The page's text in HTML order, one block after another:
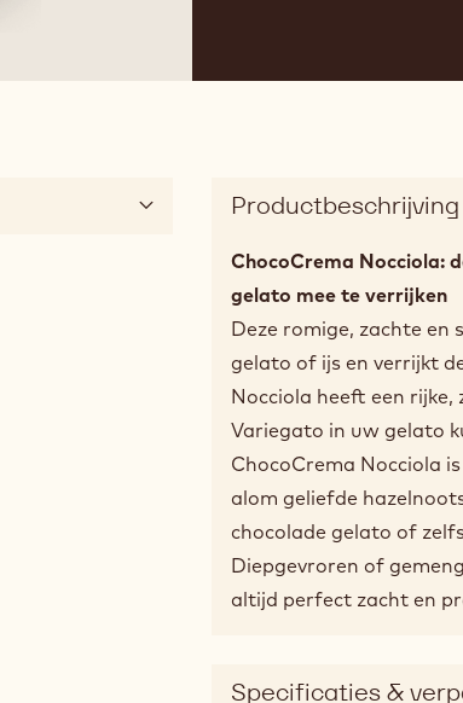
Productbeschrijving
ChocoCrema Nocciola:
gelato mee te verrijken
Deze romige, zachte
gelato of ijs en verrijkt
Nocciola heeft een
Variegato in uw gelato
ChocoCrema Nocciola
alom geliefde
chocolade gelato of
Diepgevroren of
altijd perfect zacht en
Specificaties &